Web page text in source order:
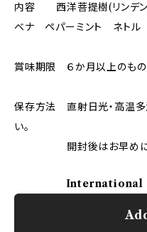
内容 西洋菩提樹(リンデ
ベナ ペパーミント ネトル
賞味期限 ６か月以上のもの
保存方法 直射日光・高温多
い。
開封後はお早めにお召
International